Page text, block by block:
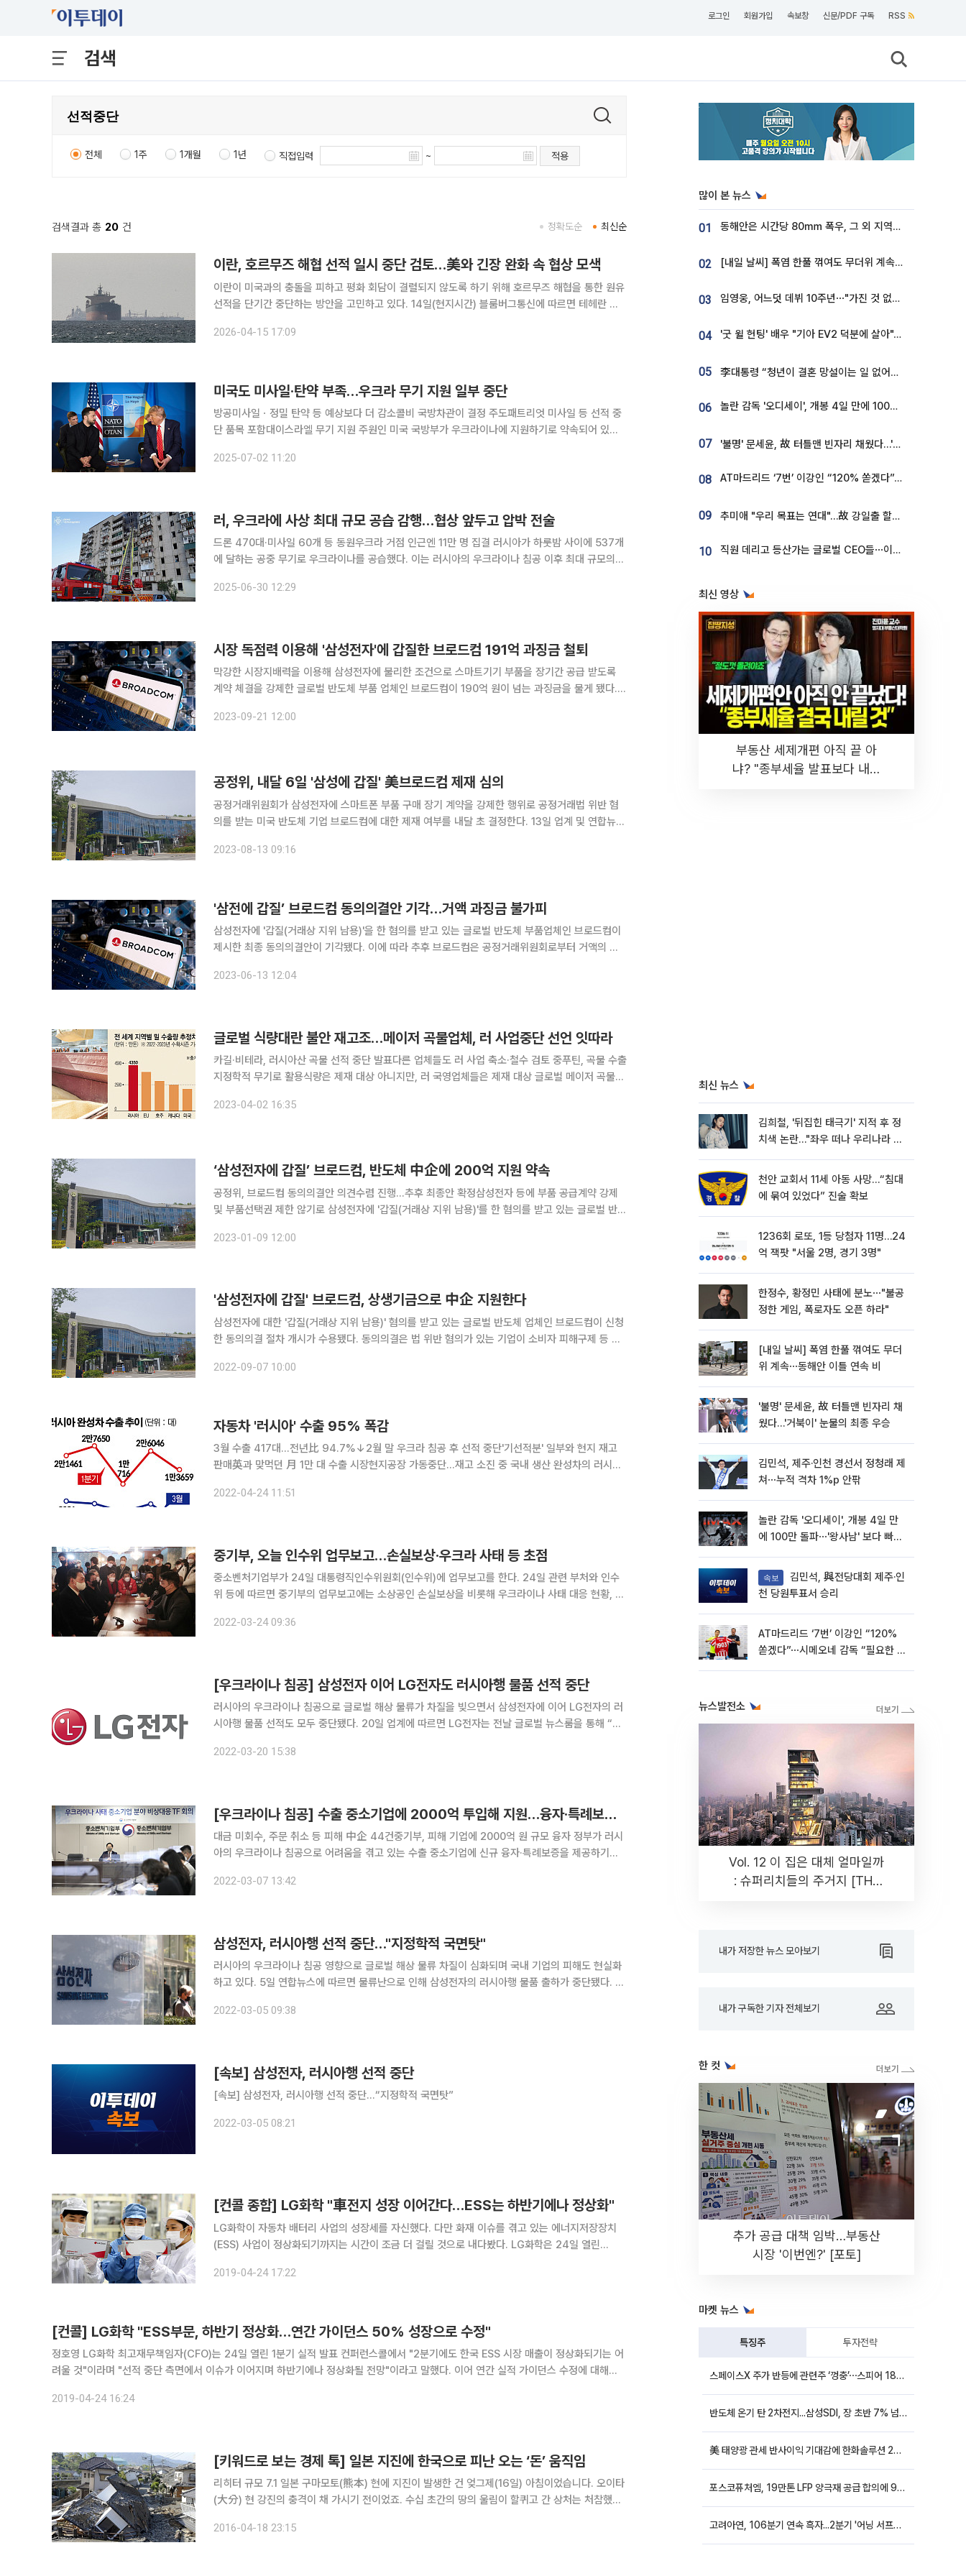
로그인 회원가입 속보창 신문/PDF 구독 RSS
검색
전체 1주 1개월 1년 직접입력 ~ 적용
검색결과 총 20 건 최신순
정확도순
이란, 호르무즈 해협 선적 일시 중단 검토…美와 긴장 완화 속 협상 모색
이란이 미국과의 충돌을 피하고 평화 회담이 결렬되지 않도록 하기 위해 호르무즈 해협을 통한 원유
선적을 단기간 중단하는 방안을 고민하고 있다. 14일(현지시간) 블룸버그통신에 따르면 테헤란 내
하고 있다”면서 “이란은 회담 개최가 논의되는 상황에서 긴장 고
2026-04-15 17:09
미국도 미사일·탄약 부족…우크라 무기 지원 일부 중단
방공미사일ㆍ정밀 탄약 등 예상보다 더 감소콜비 국방차관이 결정 주도패트리엇 미사일 등 선적 중
단 품목 포함대이스라엘 무기 지원 주원인 미국 국방부가 우크라이나에 지원하기로 약속되어 있던
에 따르면 미국 국방부가 무기 비축량을 점검한 결과 방공미사일, 정밀
2025-07-02 11:20
러, 우크라에 사상 최대 규모 공습 감행…협상 앞두고 압박 전술
드론 470대·미사일 60개 등 동원우크라 거점 인근엔 11만 명 집결 러시아가 하룻밤 사이에 537개
에 달하는 공중 무기로 우크라이나를 공습했다. 이는 러시아의 우크라이나 침공 이후 최대 규모의
크라이나 공군 통신 책임자가 AP통신에 밝힌 바에 따르면
2025-06-30 12:29
시장 독점력 이용해 '삼성전자'에 갑질한 브로드컴 191억 과징금 철퇴
막강한 시장지배력을 이용해 삼성전자에 불리한 조건으로 스마트기기 부품을 장기간 공급 받도록
계약 체결을 강제한 글로벌 반도체 부품 업체인 브로드컴이 190억 원이 넘는 과징금을 물게 됐다.
2023-09-21 12:00
공정위, 내달 6일 '삼성에 갑질' 美브로드컴 제재 심의
공정거래위원회가 삼성전자에 스마트폰 부품 구매 장기 계약을 강제한 행위로 공정거래법 위반 혐
의를 받는 미국 반도체 기업 브로드컴에 대한 제재 여부를 내달 초 결정한다. 13일 업계 및 연합뉴스
다. 브로드컴은 삼성전자에 구매주문 승인 중단, 선적 중단 및 기술
2023-08-13 09:16
'삼전에 갑질’ 브로드컴 동의의결안 기각…거액 과징금 불가피
삼성전자에 '갑질(거래상 지위 남용)'을 한 혐의를 받고 있는 글로벌 반도체 부품업체인 브로드컴이
제시한 최종 동의의결안이 기각됐다. 이에 따라 추후 브로드컴은 공정거래위원회로부터 거액의 과
2023-06-13 12:04
글로벌 식량대란 불안 재고조…메이저 곡물업체, 러 사업중단 선언 잇따라
카길·비테라, 러시아산 곡물 선적 중단 발표다른 업체들도 러 사업 축소·철수 검토 중푸틴, 곡물 수출
지정학적 무기로 활용식량은 제재 대상 아니지만, 러 국영업체들은 제재 대상 글로벌 메이저 곡물
블룸버그통신은 우크라이나 전쟁 발발 이후 글로벌 곡물 시장에
2023-04-02 16:35
‘삼성전자에 갑질’ 브로드컴, 반도체 中企에 200억 지원 약속
공정위, 브로드컴 동의의결안 의견수렴 진행...추후 최종안 확정삼성전자 등에 부품 공급계약 강제
및 부품선택권 제한 않기로 삼성전자에 '갑질(거래상 지위 남용)'를 한 혐의를 받고 있는 글로벌 반도
스마트기기 제조사에 대한 부품 공급계약 강제 금지, 200억
2023-01-09 12:00
'삼성전자에 갑질' 브로드컴, 상생기금으로 中企 지원한다
삼성전자에 대한 '갑질(거래상 지위 남용)' 혐의를 받고 있는 글로벌 반도체 업체인 브로드컴이 신청
한 동의의결 절차 개시가 수용됐다. 동의의결은 법 위반 혐의가 있는 기업이 소비자 피해구제 등 자
는 제도다. 브로드컴은 공급계약 체결 강제행위 및 경쟁사업자 배제행
2022-09-07 10:00
자동차 '러시아' 수출 95% 폭감
3월 수출 417대…전년比 94.7%↓2월 말 우크라 침공 후 선적 중단'기선적분' 일부와 현지 재고
판매英과 맞먹던 月 1만 대 수출 시장현지공장 가동중단…재고 소진 중 국내 생산 완성차의 러시아
2022-04-24 11:51
중기부, 오늘 인수위 업무보고…손실보상·우크라 사태 등 초점
중소벤처기업부가 24일 대통령직인수위원회(인수위)에 업무보고를 한다. 24일 관련 부처와 인수
위 등에 따르면 중기부의 업무보고에는 소상공인 손실보상을 비롯해 우크라이나 사태 대응 현황, 벤
실보상, 방역지 원금, 방역 및 손실보상 체계 상황 등이 보고될 것으
2022-03-24 09:36
[우크라이나 침공] 삼성전자 이어 LG전자도 러시아행 물품 선적 중단
러시아의 우크라이나 침공으로 글로벌 해상 물류가 차질을 빚으면서 삼성전자에 이어 LG전자의 러
시아행 물품 선적도 모두 중단됐다. 20일 업계에 따르면 LG전자는 전날 글로벌 뉴스룸을 통해 “러
자는 모든 이들의 건강과 안전을 걱정하고 있으며, 인도주의적 구
2022-03-20 15:38
[우크라이나 침공] 수출 중소기업에 2000억 투입해 지원…융자·특례보증 제공
대금 미회수, 주문 취소 등 피해 中企 44건중기부, 피해 기업에 2000억 원 규모 융자 정부가 러시
아의 우크라이나 침공으로 어려움을 겪고 있는 수출 중소기업에 신규 융자·특례보증을 제공하기로
락망을 구축한다. 중소벤처기업부(중기부)는 7일 강성천 차관 주
2022-03-07 13:42
삼성전자, 러시아행 선적 중단…"지정학적 국면탓"
러시아의 우크라이나 침공 영향으로 글로벌 해상 물류 차질이 심화되며 국내 기업의 피해도 현실화
하고 있다. 5일 연합뉴스에 따르면 물류난으로 인해 삼성전자의 러시아행 물품 출하가 중단됐다. 삼
중”이라고 밝혔다. 현재까지 삼성전자의 러시아 현지 공장 가동에
2022-03-05 09:38
[속보] 삼성전자, 러시아행 선적 중단
[속보] 삼성전자, 러시아행 선적 중단…“지정학적 국면탓”
2022-03-05 08:21
[컨콜 종합] LG화학 "車전지 성장 이어간다…ESS는 하반기에나 정상화"
LG화학이 자동차 배터리 사업의 성장세를 자신했다. 다만 화재 이슈를 겪고 있는 에너지저장장치
(ESS) 사업이 정상화되기까지는 시간이 조금 더 걸릴 것으로 내다봤다. LG화학은 24일 열린
중에서도 자동차 전지의 비중이 50% 상회할 것"이라고
2019-04-24 17:22
[컨콜] LG화학 "ESS부문, 하반기 정상화…연간 가이던스 50% 성장으로 수정"
정호영 LG화학 최고재무책임자(CFO)는 24일 열린 1분기 실적 발표 컨퍼런스콜에서 "2분기에도 한국 ESS 시장 매출이 정상화되기는 어
려울 것"이라며 "선적 중단 측면에서 이슈가 이어지며 하반기에나 정상화될 전망"이라고 말했다. 이어 연간 실적 가이던스 수정에 대해
2019-04-24 16:24
[키워드로 보는 경제 톡] 일본 지진에 한국으로 피난 오는 ‘돈’ 움직임
리히터 규모 7.1 일본 구마모토(熊本) 현에 지진이 발생한 건 엊그제(16일) 아침이었습니다. 오이타
(大分) 현 강진의 충격이 채 가시기 전이었죠. 수십 초간의 땅의 울림이 할퀴고 간 상처는 처참했습
는 뚝 끊겼습니다. 피해는 이뿐만이 아닙니다. 5년 전
2016-04-18 23:15
많이 본 뉴스
01 동해안은 시간당 80㎜ 폭우, 그 외 지역은 폭염…‘극과 극 날씨’
02 [내일 날씨] 폭염 한풀 꺾여도 무더위 계속⋯동해안 이틀 연속 비
03 임영웅, 어느덧 데뷔 10주년⋯"가진 것 없던 시절, 내 앞엔 20명의 팬뿐"
04 '굿 윌 헌팅' 배우 "기아 EV2 덕분에 살아"…교통사고 후 안전성 극찬
05 李대통령 “청년이 결혼 망설이는 일 없어야...제도상 불이익 조사”
06 놀란 감독 '오디세이', 개봉 4일 만에 100만 돌파⋯'왕사남' 보다 빠르다
07 '불명' 문세윤, 故 터틀맨 빈자리 채웠다…'거북이' 눈물의 최종 우승
08 AT마드리드 ‘7번’ 이강인 “120% 쏟겠다”⋯시메오네 감독 “필요한 선수”
09 추미애 "우리 목표는 연대"…故 강일출 할머니 흉상 제막
10 직원 데리고 등산가는 글로벌 CEO들⋯이유 있었네
최신 영상
부동산 세제개편 아직 끝 아
냐? "종부세율 발표보다 내릴
최신 뉴스
김희철, '뒤집힌 태극기' 지적 후 정
치색 논란…"좌우 떠나 우리나라 국
천안 교회서 11세 아동 사망…“침대
에 묶여 있었다” 진술 확보
1236회 로또, 1등 당첨자 11명…24
억 잭팟 "서울 2명, 경기 3명"
한정수, 황정민 사태에 분노⋯"불공
정한 게임, 폭로자도 오픈 하라"
[내일 날씨] 폭염 한풀 꺾여도 무더
위 계속⋯동해안 이틀 연속 비
'불명' 문세윤, 故 터틀맨 빈자리 채
웠다…'거북이' 눈물의 최종 우승
김민석, 제주·인천 경선서 정청래 제
쳐⋯누적 격차 1%p 안팎
놀란 감독 '오디세이', 개봉 4일 만
에 100만 돌파⋯'왕사남' 보다 빠르
속보
천 당원투표서 승리
AT마드리드 ‘7번’ 이강인 “120%
쏟겠다”⋯시메오네 감독 “필요한 선
뉴스발전소
Vol. 12 이 집은 대체 얼마일까
: 슈퍼리치들의 주거지 [THE
내가 저장한 뉴스 모아보기
내가 구독한 기자 전체보기
한 컷
추가 공급 대책 임박…부동산
시장 '이번엔?' [포토]
마켓 뉴스
특징주 투자전략
스페이스X 주가 반등에 관련주 ‘껑충’⋯스피어 18%ㆍ에이치브이엠 12%↑
반도체 온기 탄 2차전지...삼성SDI, 장 초반 7% 넘게 껑충
美 태양광 관세 반사이익 기대감에 한화솔루션 20%대·OCI홀딩스 14%대 급등
포스코퓨처엠, 19만톤 LFP 양극재 공급 합의에 9%대 강세
고려아연, 106분기 연속 흑자...2분기 '어닝 서프라이즈'에 장 초반 12%대 강세